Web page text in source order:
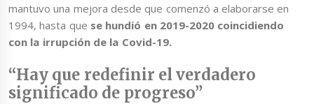
mantuvo una mejora desde que comenzó a elaborarse en
1994, hasta que se hundió en 2019-2020 coincidiendo
con la irrupción de la Covid-19.
“Hay que redefinir el verdadero
significado de progreso”